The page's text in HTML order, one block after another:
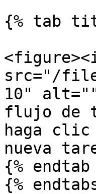
{% tab
src="/
10"
flujo de
haga
nueva
{% endtab
{%